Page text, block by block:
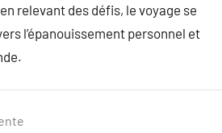
relevant des défis, le voyage se
l’épanouissement personnel et